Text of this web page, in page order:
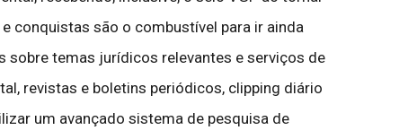
conquistas são o combustível para ir ainda
sobre temas jurídicos relevantes e serviços de
revistas e boletins periódicos, clipping diário
um avançado sistema de pesquisa de